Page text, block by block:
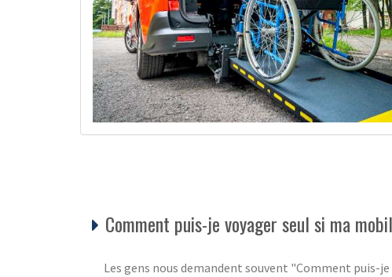
Comment puis-je voyager seul si ma
Les gens nous demandent souvent "Comment puis-